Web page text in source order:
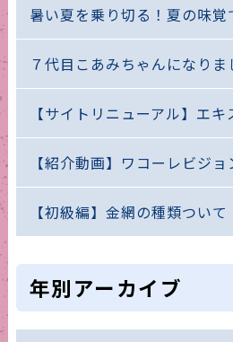
暑い夏を乗り切る！夏の味覚
７代目こあみちゃんになりま
【サイトリニューアル】エ
【紹介動画】ワコーレビジ
【初級編】金網の種類ついて
年別アーカイブ